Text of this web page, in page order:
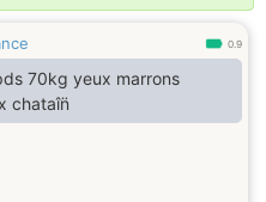
0.9
70kg yeux marrons
chataîn̈